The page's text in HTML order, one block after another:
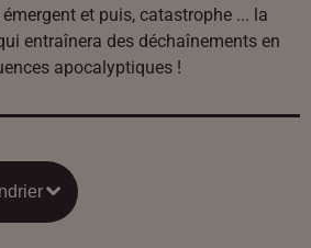
et puis, catastrophe ... la
entraînera des déchaînements en
apocalyptiques !